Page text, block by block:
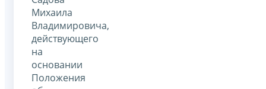
Михаила
Владимировича,
действующего
на
основании
Положения